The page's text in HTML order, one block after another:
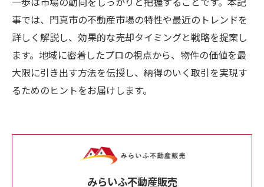
事では、門真市の不動産市場の特性や最近のトレンドを
詳しく解説し、効果的な売却タイミングと戦略を提案し
ます。地域に密着したプロの視点から、物件の価値を最
大限に引き出す方法を伝授し、納得のいく取引を実現す
るためのヒントをお届けします。
みらいふ不動産販売